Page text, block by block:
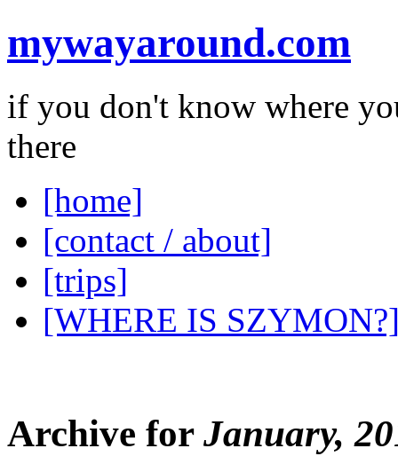
mywayaround.com
if you don't know where
there
[home]
[contact / about]
[trips]
[WHERE IS
Archive for January,